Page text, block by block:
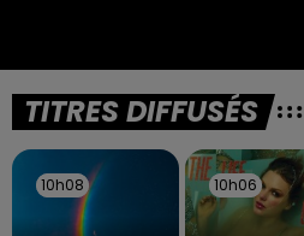
TITRES DIFFUSÉS
10h08
10h08 10h06
10h06